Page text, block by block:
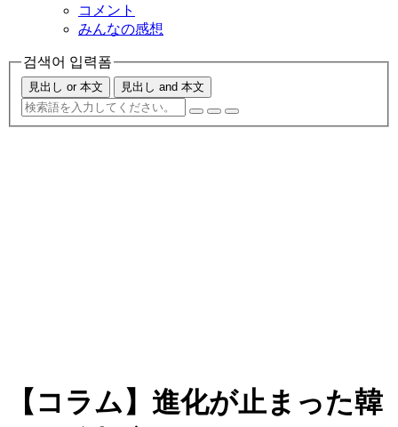
コメント
みんなの感想
검색어 입력폼
見出し or 本文 見出し and 本文
【コラム】進化が止まった韓